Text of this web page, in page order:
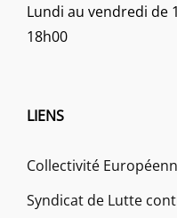
Lundi au vendredi de
18h00
LIENS
Collectivité
Syndicat de Lutte